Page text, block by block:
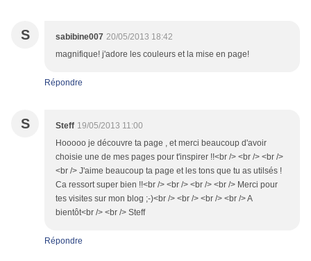
S sabibine007 20/05/2013 18:42
magnifique! j'adore les couleurs et la mise en page!
Répondre
S Steff 19/05/2013 11:00
Hooooo je découvre ta page , et merci beaucoup d'avoir
choisie une de mes pages pour t'inspirer !!<br /> <br /> <br />
<br /> J'aime beaucoup ta page et les tons que tu as utilsés !
Ca ressort super bien !!<br /> <br /> <br /> <br /> Merci pour
tes visites sur mon blog ;-)<br /> <br /> <br /> <br /> A
bientôt<br /> <br /> Steff
Répondre